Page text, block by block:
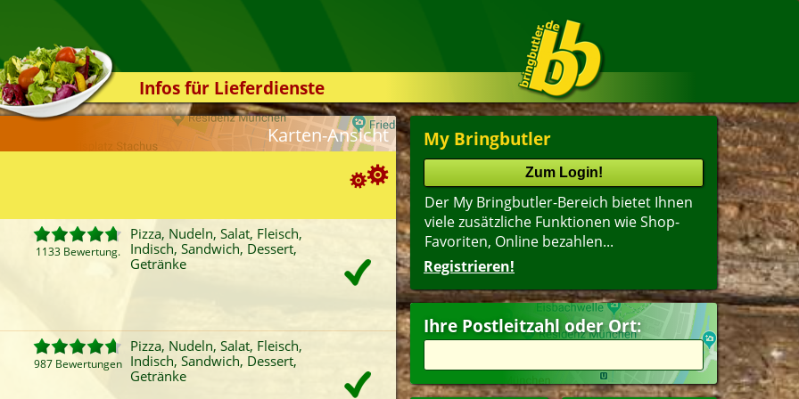
Infos für Lieferdienste
Kassensystem
Zuverlässigkeit
Das Bestellsystem
Der Bestellvorgang
Styles
Kontakt
My Bringbutler
Der My Bringbutler-Bereich bietet Ihnen
viele zusätzliche Funktionen wie Shop-
Favoriten, Online bezahlen...
Registrieren!
Ihre Postleitzahl oder Ort:
Suchoptionen
Sortierung:
Mindestbestellwert
Name
Alter(ältester Shop zuerst)
Filter:
Pizza
Nudeln
Fisch
Baguette
Sushi
Reisgerichte
Mexikanisch
Burger
Sandwich
Dessert
Getränke
Karten-Ansicht
1133 Bewertung.
Pizza, Nudeln, Salat, Fleisch,
Indisch, Sandwich, Dessert,
Getränke
987 Bewertungen
Pizza, Nudeln, Salat, Fleisch,
Indisch, Sandwich, Dessert,
Getränke